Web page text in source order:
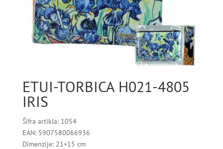
ETUI-TORBICA H021-4805
IRIS
Šifra artikla: 1054
EAN: 5907580066936
Dimenzije: 21×15 cm